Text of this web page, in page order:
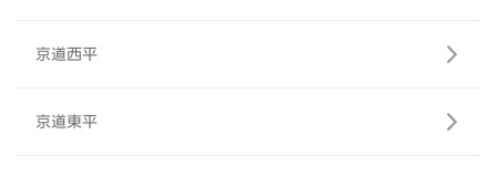
京道西平
京道東平